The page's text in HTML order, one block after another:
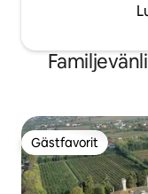
Gästfavorit
Gästfavorit